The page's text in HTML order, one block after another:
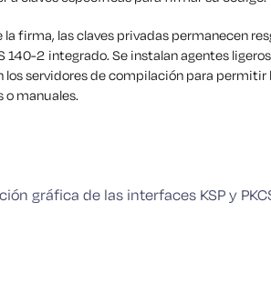
firma, las claves privadas permanecen
140-2 integrado. Se instalan agentes
los servidores de compilación para
manuales.